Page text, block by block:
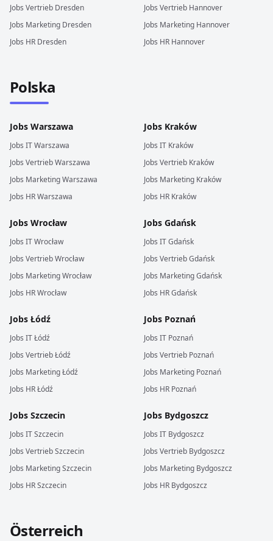
Jobs Vertrieb Dresden
Jobs Marketing Dresden
Jobs HR Dresden
Jobs Vertrieb Hannover
Jobs Marketing Hannover
Jobs HR Hannover
Polska
Jobs Warszawa
Jobs ITWarszawa
Jobs VertriebWarszawa
Jobs MarketingWarszawa
Jobs HRWarszawa
Jobs Kraków
Jobs IT Kraków
Jobs Vertrieb Kraków
Jobs Marketing Kraków
Jobs HR Kraków
Jobs Wrocław
Jobs ITWrocław
Jobs VertriebWrocław
Jobs MarketingWrocław
Jobs HRWrocław
Jobs Gdańsk
Jobs ITGdańsk
Jobs VertriebGdańsk
Jobs MarketingGdańsk
Jobs HRGdańsk
Jobs Łódź
Jobs ITŁódź
Jobs VertriebŁódź
Jobs MarketingŁódź
Jobs HRŁódź
Jobs Poznań
Jobs IT Poznań
Jobs Vertrieb Poznań
Jobs Marketing Poznań
Jobs HR Poznań
Jobs Szczecin
Jobs ITSzczecin
Jobs VertriebSzczecin
Jobs MarketingSzczecin
Jobs HRSzczecin
Jobs Bydgoszcz
Jobs IT Bydgoszcz
Jobs Vertrieb Bydgoszcz
Jobs Marketing Bydgoszcz
Jobs HR Bydgoszcz
Österreich